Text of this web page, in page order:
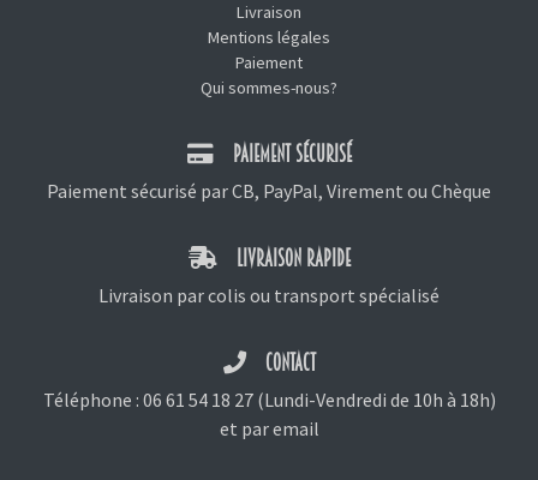
Livraison
Mentions légales
Paiement
Qui sommes-nous?
PAIEMENT SÉCURISÉ
Paiement sécurisé par CB, PayPal, Virement ou Chèque
LIVRAISON RAPIDE
Livraison par colis ou transport spécialisé
CONTACT
Téléphone : 06 61 54 18 27(Lundi-Vendredi de 10h à 18h)
et par email